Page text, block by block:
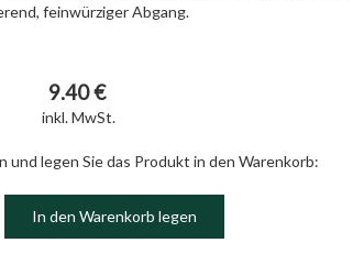
feinwürziger Abgang.
9.40 €
inkl. MwSt.
und legen Sie das Produkt in den Warenkorb:
In den Warenkorb legen